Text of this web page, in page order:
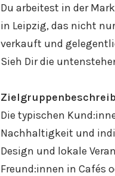
Du arbeitest in der
in Leipzig, das nicht
verkauft und
Sieh Dir die
Die typischen
Nachhaltigkeit und
Design und lokale
Freund:innen in Cafés